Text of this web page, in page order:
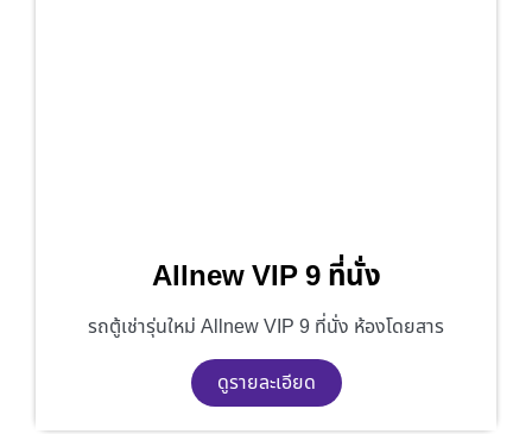
Allnew VIP 9 ที่นั่ง
รถตู้เช่ารุ่นใหม่ Allnew VIP 9 ที่นั่ง ห้องโดยสาร
ดูรายละเอียด